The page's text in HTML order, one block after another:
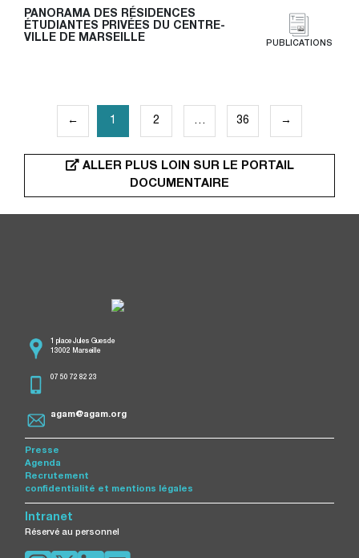
PANORAMA DES RÉSIDENCES
ÉTUDIANTES PRIVÉES DU CENTRE-
VILLE DE MARSEILLE
PUBLICATIONS
PAGINATION
DES← 1 2 … 36 →
ALLER PLUS LOIN SUR LE PORTAIL
DOCUMENTAIRE
1 place Jules Guesde
13002 Marseille
07 50 72 82 23
agam@agam.org
Presse
Agenda
Recrutement
confidentialité et mentions légales
Intranet
Réservé au personnel